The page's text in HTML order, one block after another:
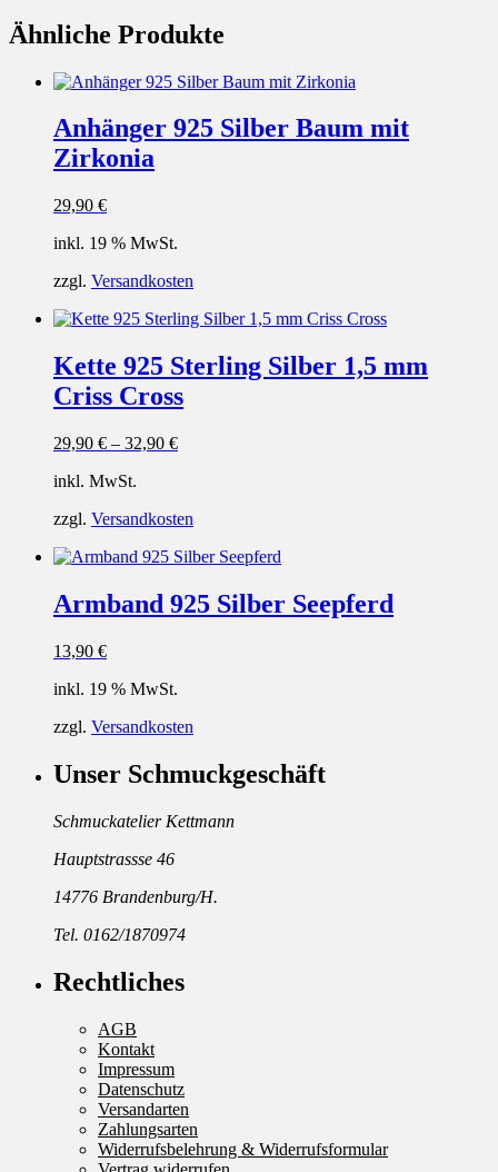
Ähnliche Produkte
Anhänger 925 Silber Baum mit
Zirkonia
29,90 €
inkl. 19 % MwSt.
zzgl. Versandkosten
Kette 925 Sterling Silber 1,5 mm
Criss Cross
29,90 € – 32,90 €
inkl. MwSt.
zzgl. Versandkosten
Armband 925 Silber Seepferd
13,90 €
inkl. 19 % MwSt.
zzgl. Versandkosten
Unser Schmuckgeschäft
Schmuckatelier Kettmann
Hauptstrassse 46
14776 Brandenburg/H.
Tel. 0162/1870974
Rechtliches
AGB
Kontakt
Impressum
Datenschutz
Versandarten
Zahlungsarten
Widerrufsbelehrung & Widerrufsformular